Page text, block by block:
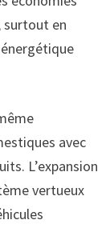
surtout en
avec
L’expansion
vertueux